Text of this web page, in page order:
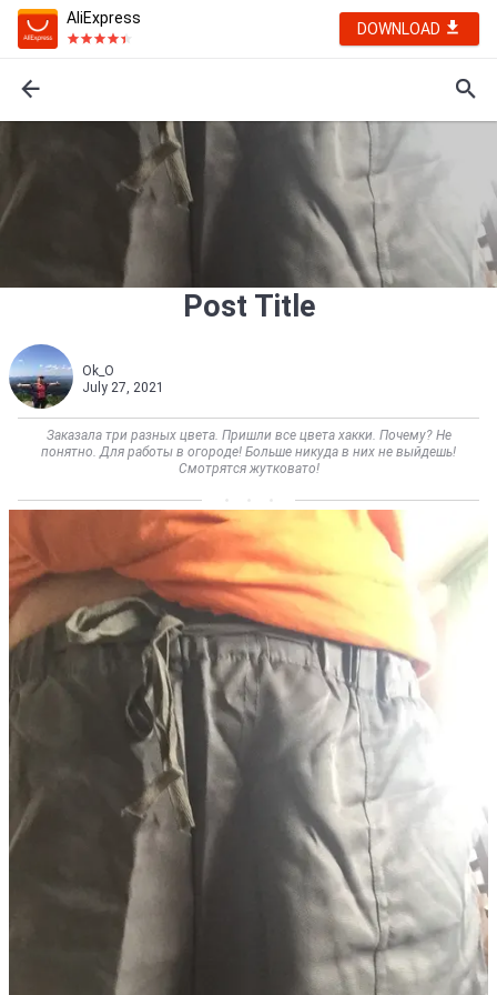
AliExpress
DOWNLOAD
Post Title
Ok_O
July 27, 2021
Заказала три разных цвета. Пришли все цвета хакки. Почему? Не
понятно. Для работы в огороде! Больше никуда в них не выйдешь!
Смотрятся жутковато!